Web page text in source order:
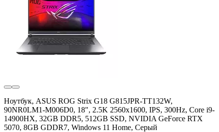
Ноутбук, ASUS ROG Strix G18 G815JPR-TT132W,
90NR0LM1-M006D0, 18", 2.5K 2560x1600, IPS, 300Hz, Core i9-
14900HX, 32GB DDR5, 512GB SSD, NVIDIA GeForce RTX
5070, 8GB GDDR7, Windows 11 Home, Серый